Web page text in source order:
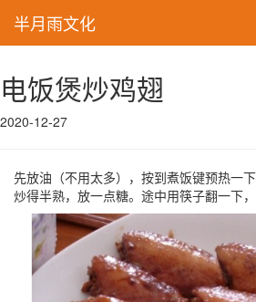
半月雨文化
电饭煲炒鸡翅
2020-12-27
先放油（不用太多），按到煮饭键预热一
炒得半熟，放一点糖。途中用筷子翻一下